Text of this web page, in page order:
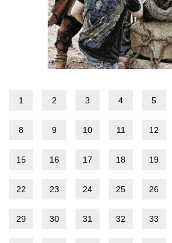
1 2 3 4 5
8 9 10 11 12
15 16 17 18 19
22 23 24 25 26
29 30 31 32 33